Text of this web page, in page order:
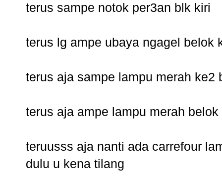
terus sampe notok per3an blk kiri
terus lg ampe ubaya ngagel belok
terus aja sampe lampu merah ke2
terus aja ampe lampu merah belok
teruusss aja nanti ada carrefour
dulu u kena tilang